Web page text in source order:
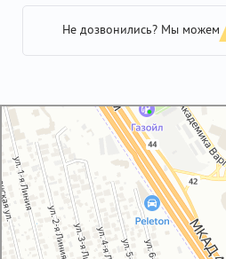
Не дозвонились? Мы можем
GM-City&VAG-Repair
Автосервис, автотехцентр в Москве
Магазин автозапчастей и автотоваров в Москве